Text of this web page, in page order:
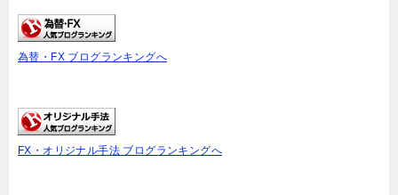
為替・FX ブログランキングへ
FX・オリジナル手法 ブログランキングへ